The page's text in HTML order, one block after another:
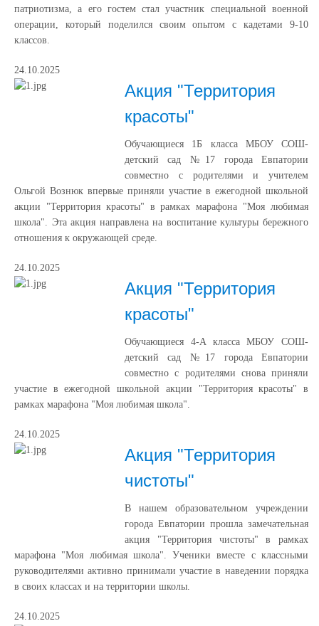
патриотизма, а его гостем стал участник специальной военной
операции, который поделился своим опытом с кадетами 9-10
классов.
24.10.2025
Акция "Территория
красоты"
Обучающиеся 1Б класса МБОУ СОШ-
детский сад №17 города Евпатории
совместно с родителями и учителем
Ольгой Вознюк впервые приняли участие в ежегодной школьной
акции "Территория красоты" в рамках марафона "Моя любимая
школа". Эта акция направлена на воспитание культуры бережного
отношения к окружающей среде.
24.10.2025
Акция "Территория
красоты"
Обучающиеся 4-A класса МБОУ СОШ-
детский сад №17 города Евпатории
совместно с родителями снова приняли
участие в ежегодной школьной акции "Территория красоты" в
рамках марафона "Моя любимая школа".
24.10.2025
Акция "Территория
чистоты"
В нашем образовательном учреждении
города Евпатории прошла замечательная
акция "Территория чистоты" в рамках
марафона "Моя любимая школа". Ученики вместе с классными
руководителями активно принимали участие в наведении порядка
в своих классах и на территории школы.
24.10.2025